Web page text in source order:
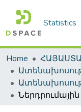
Statistics
Home